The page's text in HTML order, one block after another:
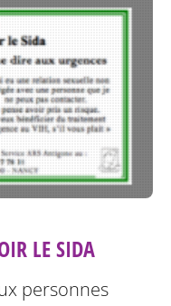
LE SIDA
personnes